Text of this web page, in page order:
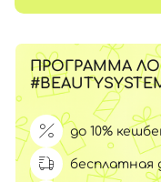
ПРОГРАММА
до 10%
бесплатная